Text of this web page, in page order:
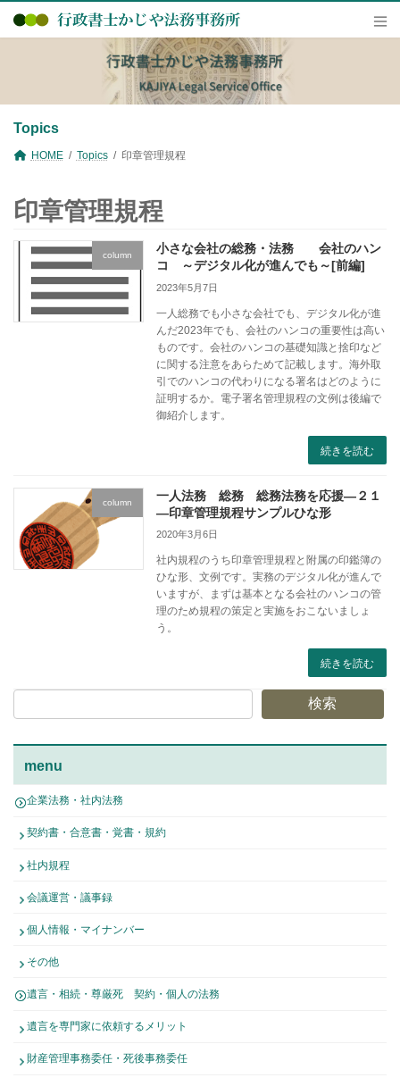
テ
ス
ゲ
ン
Topics
HOME Topics 印章管理規程
印章管理規程
column
小さな会社の総務・法務 会社のハン
コ ～デジタル化が進んでも～[前編]
2023年5月7日
一人総務でも小さな会社でも、デジタル化が進
んだ2023年でも、会社のハンコの重要性は高い
ものです。会社のハンコの基礎知識と捨印など
に関する注意をあらためて記載します。海外取
引でのハンコの代わりになる署名はどのように
証明するか。電子署名管理規程の文例は後編で
御紹介します。
続きを読む
column
一人法務 総務 総務法務を応援―２１
―印章管理規程サンプルひな形
2020年3月6日
社内規程のうち印章管理規程と附属の印鑑簿の
ひな形、文例です。実務のデジタル化が進んで
いますが、まずは基本となる会社のハンコの管
理のため規程の策定と実施をおこないましょ
う。
続きを読む
検索
menu
企業法務・社内法務
契約書・合意書・覚書・規約
社内規程
会議運営・議事録
個人情報・マイナンバー
その他
遺言・相続・尊厳死 契約・個人の法務
遺言を専門家に依頼するメリット
財産管理事務委任・死後事務委任